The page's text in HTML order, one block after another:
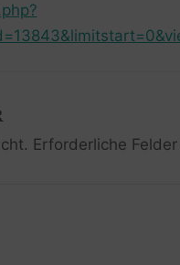
Erforderliche